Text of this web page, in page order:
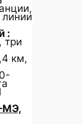
:
км,